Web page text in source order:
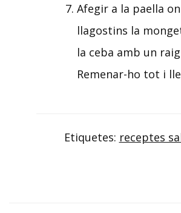
Afegir a la paella
llagostins la
la ceba amb un
Remenar-ho tot i
Etiquetes: receptes